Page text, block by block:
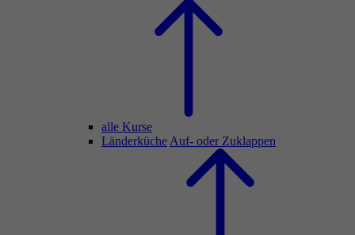
alle Kurse
Länderküche Auf- oder Zuklappen